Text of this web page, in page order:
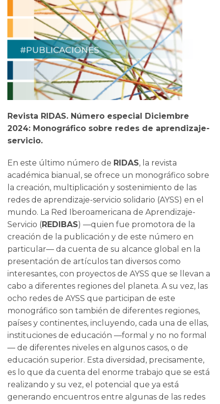
Revista RIDAS. Número especial Diciembre
2024: Monográfico sobre redes de aprendizaje-
servicio.
En este último número de RIDAS, la revista
académica bianual, se ofrece un monográfico sobre
la creación, multiplicación y sostenimiento de las
redes de aprendizaje-servicio solidario (AYSS) en el
mundo. La Red Iberoamericana de Aprendizaje-
Servicio (REDIBAS) —quien fue promotora de la
creación de la publicación y de este número en
particular— da cuenta de su alcance global en la
presentación de artículos tan diversos como
interesantes, con proyectos de AYSS que se llevan a
cabo a diferentes regiones del planeta. A su vez, las
ocho redes de AYSS que participan de este
monográfico son también de diferentes regiones,
países y continentes, incluyendo, cada una de ellas,
instituciones de educación —formal y no no formal
— de diferentes niveles en algunos casos, o de
educación superior. Esta diversidad, precisamente,
es lo que da cuenta del enorme trabajo que se está
realizando y su vez, el potencial que ya está
generando encuentros entre algunas de las redes